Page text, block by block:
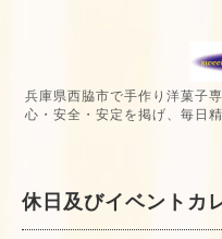
兵庫県西脇市で手作り洋菓子
心・安全・安定を掲げ、毎日
休日及びイベントカ